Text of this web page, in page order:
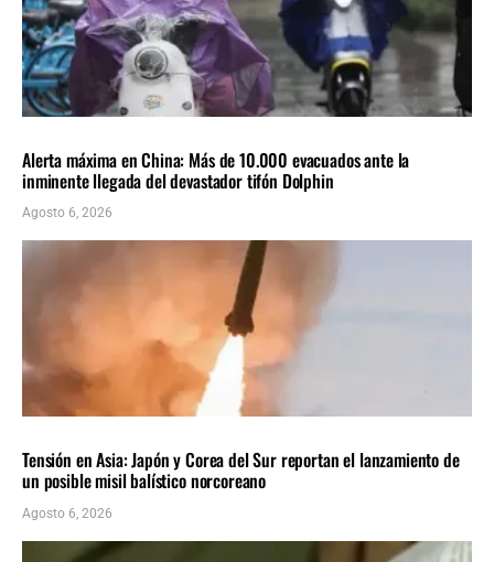
Alerta máxima en China: Más de 10.000 evacuados ante la
inminente llegada del devastador tifón Dolphin
Agosto 6, 2026
Tensión en Asia: Japón y Corea del Sur reportan el lanzamiento de
un posible misil balístico norcoreano
Agosto 6, 2026